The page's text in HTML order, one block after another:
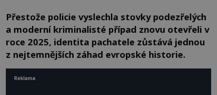
Přestože policie vyslechla stovky podezřelých
a moderní kriminalisté případ znovu otevřeli v
roce 2025, identita pachatele zůstává jednou
z nejtemnějších záhad evropské historie.
Reklama